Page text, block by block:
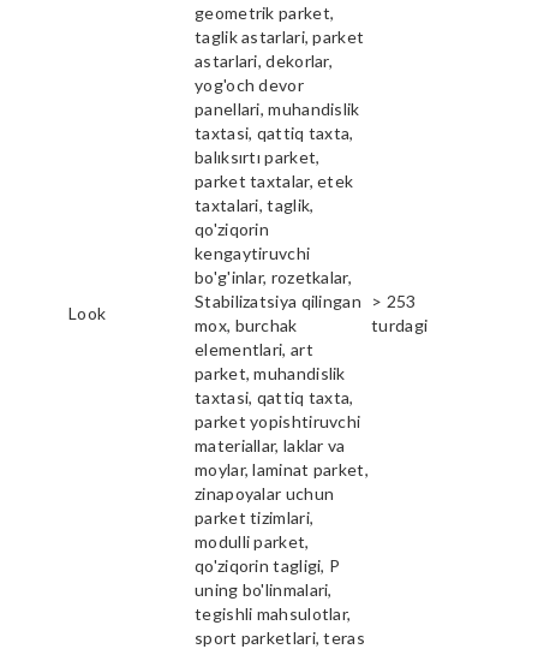
Look
geometrik parket,
taglik astarlari, parket
astarlari, dekorlar,
yog'och devor
panellari, muhandislik
taxtasi, qattiq taxta,
balıksırtı parket,
parket taxtalar, etek
taxtalari, taglik,
qo'ziqorin
kengaytiruvchi
bo'g'inlar, rozetkalar,
Stabilizatsiya qilingan
mox, burchak
elementlari, art
parket, muhandislik
taxtasi, qattiq taxta,
parket yopishtiruvchi
materiallar, laklar va
moylar, laminat parket,
zinapoyalar uchun
parket tizimlari,
modulli parket,
qo'ziqorin tagligi, P
uning bo'linmalari,
tegishli mahsulotlar,
sport parketlari, teras
> 253
turdagi